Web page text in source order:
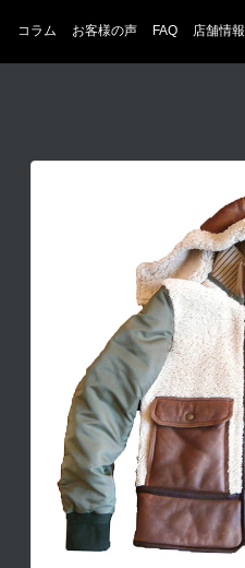
コラム お客様の声 FAQ 店舗情報